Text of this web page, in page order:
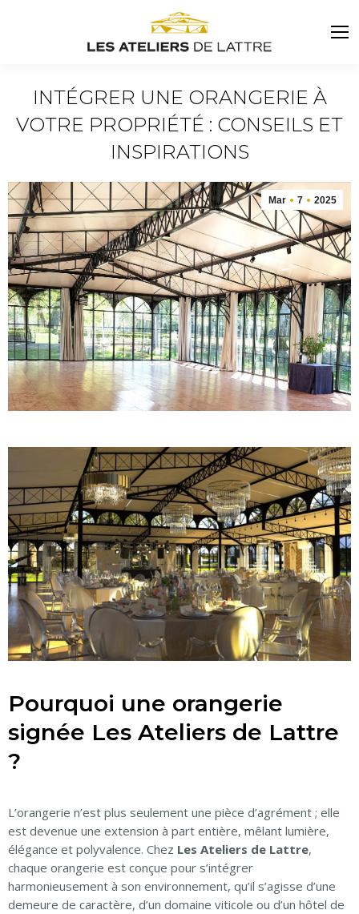
INTÉGRER UNE ORANGERIE À
VOTRE PROPRIÉTÉ : CONSEILS ET
INSPIRATIONS
Mar 7 2025
Pourquoi une orangerie
signée Les Ateliers de Lattre
?
L’orangerie n’est plus seulement une pièce d’agrément ; elle
est devenue une extension à part entière, mêlant lumière,
élégance et polyvalence. Chez Les Ateliers de Lattre,
chaque orangerie est conçue pour s’intégrer
harmonieusement à son environnement, qu’il s’agisse d’une
demeure de caractère, d’un domaine viticole ou d’un hôtel de